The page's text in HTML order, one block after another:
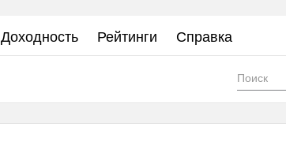
Доходность Рейтинги Справка